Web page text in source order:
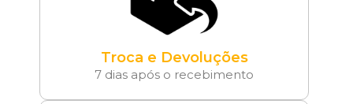
Troca e Devoluções
7 dias após o recebimento